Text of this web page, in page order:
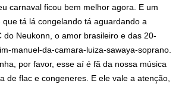
carnaval ficou bem melhor agora. E um
tá lá congelando tá aguardando a
do Neukonn, o amor brasileiro e das 20-
manuel-da-camara-luiza-sawaya-soprano.
por favor, esse aí é fã da nossa música
de flac e congeneres. E ele vale a atenção,